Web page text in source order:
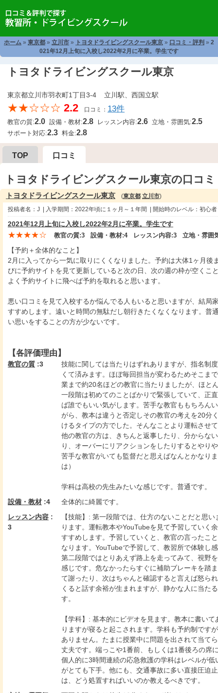
ホーム » 東京都 » 立川市 » トヨタドライビングスクール東京 » 口コミ・評判 » 2
021年12月上旬に入校し2022年2月に卒業。学生です
トヨタドライビングスクール東京
東京都立川市羽衣町1丁目3-4 立川駅、西国立駅
★★☆☆☆ 2.2 口コミ： 13件
教官の質:2.0 設備・教材:2.8 レッスン内容:2.6 立地・雰囲気:2.5
サポート対応:2.3 料金:2.8
TOP 口コミ
トヨタドライビングスクール東京の口コ
トヨタドライビングスクール東京 (東京都 立川市)
投稿者名：J | 入学期間：2022年頃に１ヶ月～１年間 | 開始時のレベル：初心者
2021年12月上旬に入校し2022年2月に卒業。学生です
★★★★☆ 教官の質:3 設備・教材:4レッスン内容:3 立地・雰囲
【予約＋全体的なこと】
2月に入ってから一気に取りにくくなりました。予約は大体1ヶ月後
びに予約サイトを見て更新していると次の日、次の週の枠が空くこ
よく予約サイトに飛べば予約を取れると思います。
悪い口コミを見て入校するか悩んでる人もいると思いますが、結局
すすめします。遠いと時間の無駄だし朝行きたくなくなります。普
い思いをすることの方が少ないです。
【各評価理由】
教官の質 :3
技能に関しては当たりはずれありますが、指名制
くて済みます。ほぼ毎回担当が変わるためそこま
業まで約20名ほどの教官に当たりましたが、ほと
一段階は初めてのことばかりで緊張していて、正
ば誰でもいい気がします。苦手な教官ももちろん
がら、教本は違うと否定しその教官の考えを20分
けるタイプの方でした。そんなことより運転させ
他の教官の方は、きちんと返事したり、分からな
り、オーバーにリアクションをしたりするとやり
苦手な教官がいても監督だと思えばなんとかなり
は）
学科は高校の先生みたいな感じです。普通です。
設備・教材 :4
全体的に綺麗です。
レッスン内容 :
3
【技能】: 第一段階では、仕方のないことだと思
ります。運転教本やYouTubeを見て予習していく
すすめします。予習していくと、教官の言ったこ
なります。YouTubeで予習して、教習所で体験し
第二段階ではとりあえず路上を走ってみて、視野
感じです。危なかったらすぐに補助ブレーキを踏
て謝ったり、次はちゃんと確認すると言えば怒ら
くると話す余裕が生まれますが、静かな人に当た
す。
【学科】: 基本的にビデオを見ます。教本に書い
りますが寝ると起こされます。学科も予約制です
ありません。たまに授業中に問題を出されて当て
丈夫です。端っこや1番前、もしくは1番後ろの席
個人的に3時間連続の応急救護の学科はレベルが
がとても下手。他にも、交通事故に多い直接圧迫
は、どう処置すればいいのか教えるべきです。